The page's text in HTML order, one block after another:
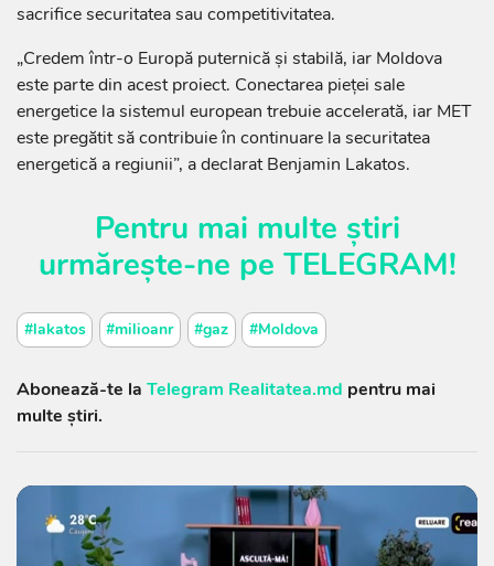
sacrifice securitatea sau competitivitatea.
„Credem într-o Europă puternică și stabilă, iar Moldova
este parte din acest proiect. Conectarea pieței sale
energetice la sistemul european trebuie accelerată, iar MET
este pregătit să contribuie în continuare la securitatea
energetică a regiunii”, a declarat Benjamin Lakatos.
Pentru mai multe știri
urmărește-ne pe TELEGRAM!
#lakatos #milioanr #gaz #Moldova
Abonează-te la Telegram Realitatea.md pentru mai
multe știri.